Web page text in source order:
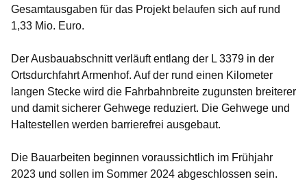
Gesamtausgaben für das Projekt belaufen sich auf rund
1,33 Mio. Euro.
Der Ausbauabschnitt verläuft entlang der L 3379 in der
Ortsdurchfahrt Armenhof. Auf der rund einen Kilometer
langen Stecke wird die Fahrbahnbreite zugunsten breiterer
und damit sicherer Gehwege reduziert. Die Gehwege und
Haltestellen werden barrierefrei ausgebaut.
Die Bauarbeiten beginnen voraussichtlich im Frühjahr
2023 und sollen im Sommer 2024 abgeschlossen sein.